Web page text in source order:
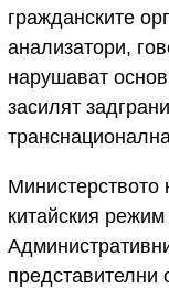
гражданските
анализатори,
нарушават
засилят
Министерството
китайския